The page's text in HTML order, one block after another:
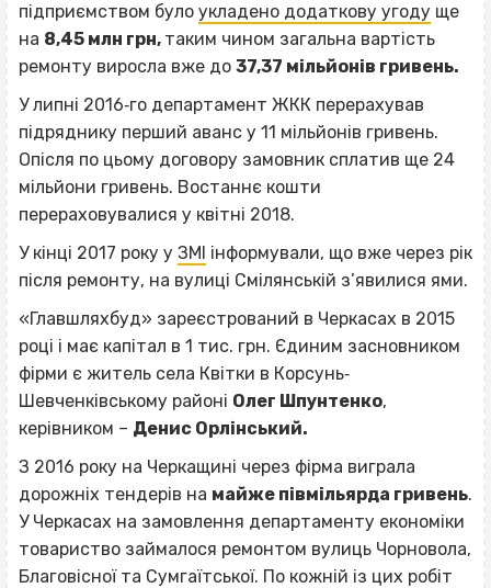
підприємством було укладено додаткову угоду ще
на 8,45 млн грн, таким чином загальна вартість
ремонту виросла вже до 37,37 мільйонів гривень.
У липні 2016‐го департамент ЖКК перерахував
підряднику перший аванс у 11 мільйонів гривень.
Опісля по цьому договору замовник сплатив ще 24
мільйони гривень. Востаннє кошти
перераховувалися у квітні 2018.
У кінці 2017 року у ЗМІ інформували, що вже через рік
після ремонту, на вулиці Смілянській з’явилися ями.
«Главшляхбуд» зареєстрований в Черкасах в 2015
році і має капітал в 1 тис. грн. Єдиним засновником
фірми є житель села Квітки в Корсунь‐
Шевченківському районі Олег Шпунтенко,
керівником – Денис Орлінський.
З 2016 року на Черкащині через фірма виграла
дорожніх тендерів на майже півмільярда гривень.
У Черкасах на замовлення департаменту економіки
товариство займалося ремонтом вулиць Чорновола,
Благовісної та Сумгаїтської. По кожній із цих робіт